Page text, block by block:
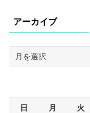
リ
ー
アーカイブ
ブ
日 月 火